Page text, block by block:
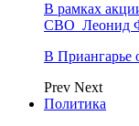
В рамках
СВО Леонид
В Приангарье
Prev Next
Политика